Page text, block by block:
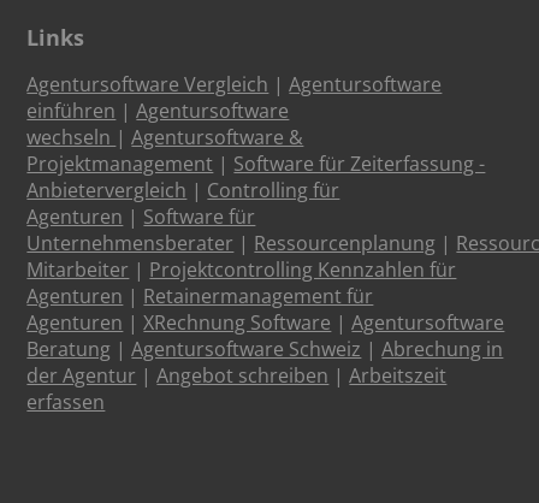
Links
Agentursoftware Vergleich |Agentursoftware
einführen |Agentursoftware
wechseln |Agentursoftware &
Projektmanagement | Software für Zeiterfassung -
Anbietervergleich | Controlling für
Agenturen | Software für
Unternehmensberater | Ressourcenplanung |
Mitarbeiter | Projektcontrolling Kennzahlen für
Agenturen | Retainermanagement für
Agenturen |XRechnung Software |Agentursoftware
Beratung |Agentursoftware Schweiz |Abrechung in
der Agentur |Angebot schreiben |Arbeitszeit
erfassen